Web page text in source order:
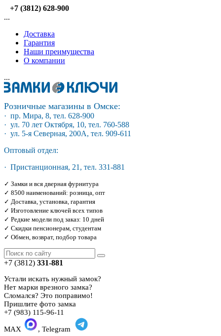
+7 (3812) 628-900
...
Доставка
Гарантия
Наши преимущества
О компании
...
Розничные магазины в Омске:
· пр. Мира, 8, тел. 628-900
· ул. 70 лет Октября, 10, тел. 760-588
· ул. 5-я Северная, 200А, тел. 909-611
Оптовый отдел:
· Пристанционная, 21, тел. 331-881
✓ Замки и вся дверная фурнитура
✓ 8500 наименований: розница, опт
✓ Доставка, установка, гарантия
✓ Изготовление ключей всех типов
✓ Редкие модели под заказ: 10 дней
✓ Скидки пенсионерам, студентам
✓ Обмен, возврат, подбор товара
+7 (3812) 331-881
Устали искать нужный замок?
Нет марки врезного замка?
Сломался? Это поправимо!
Пришлите фото замка
+7 (983) 115-96-11
MAX
, Telegram